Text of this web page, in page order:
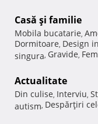
Casă şi familie
Mobila bucatarie,
Dormitoare, Design
singura, Gravide,
Actualitate
Din culise, Interviu,
autism, Despărţiri